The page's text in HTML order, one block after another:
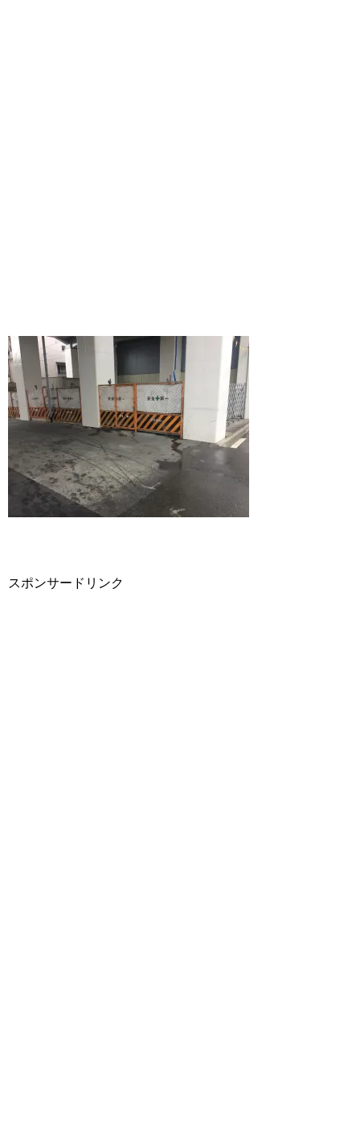
スポンサードリンク